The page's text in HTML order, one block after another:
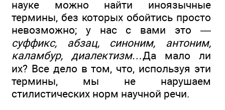
науке можно найти иноязычные
термины, без которых обойтись просто
невозможно; у нас с вами это —
суффикс, абзац, синоним, антоним,
каламбур, диалектизм…Да мало ли
их? Все дело в том, что, используя эти
термины, мы не нарушаем
стилистических норм научной речи.